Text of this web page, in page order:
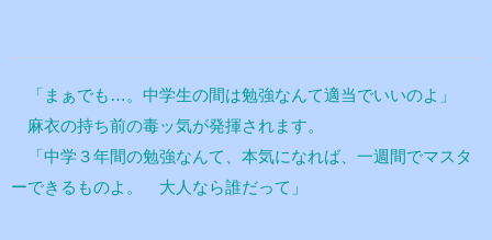
「まぁでも…。中学生の間は勉強なんて適当でいいのよ」
麻衣の持ち前の毒ッ気が発揮されます。
「中学３年間の勉強なんて、本気になれば、一週間でマスタ
ーできるものよ。 大人なら誰だって」